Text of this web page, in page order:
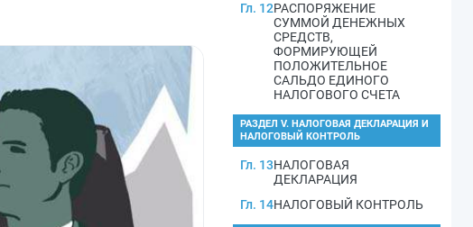
Гл. 12РАСПОРЯЖЕНИЕ
СУММОЙ ДЕНЕЖНЫХ
СРЕДСТВ,
ФОРМИРУЮЩЕЙ
ПОЛОЖИТЕЛЬНОЕ
САЛЬДО ЕДИНОГО
НАЛОГОВОГО СЧЕТА
РАЗДЕЛ V. НАЛОГОВАЯ ДЕКЛАРАЦИЯ И
НАЛОГОВЫЙ КОНТРОЛЬ
Гл. 13НАЛОГОВАЯ
ДЕКЛАРАЦИЯ
Гл. 14НАЛОГОВЫЙ КОНТРОЛЬ